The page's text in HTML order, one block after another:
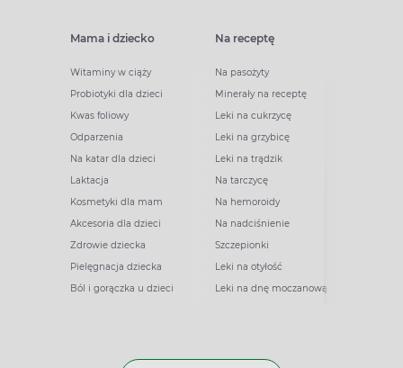
Mama i dziecko
Witaminy w ciąży
Probiotyki dla dzieci
Kwas foliowy
Odparzenia
Na katar dla dzieci
Laktacja
Kosmetyki dla mam
Akcesoria dla dzieci
Zdrowie dziecka
Pielęgnacja dziecka
Ból i gorączka u dzieci
Na receptę
Na pasożyty
Minerały na receptę
Leki na cukrzycę
Leki na grzybicę
Leki na trądzik
Na tarczycę
Na hemoroidy
Na nadciśnienie
Szczepionki
Leki na otyłość
Leki na dnę moczanową